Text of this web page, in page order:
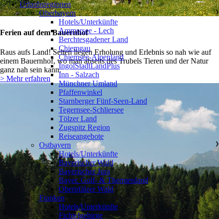
Ferien auf dem Bauernhof
Raus aufs Land! Selten liegen Erholung und Erlebnis so nah wie auf
einem Bauernhof, wo man abseits des Trubels Tieren und der Natur
ganz nah sein kann.
> Mehr erfahren
Urlaubsregionen
Oberbayern
❯
Hotels/Unterkünfte
Ammersee - Lech
Berchtesgadener Land
Chiemgau
Chiemsee-Alpenland
IngolStadtLandPlus
Inn - Salzach
Münchner Umland
Pfaffenwinkel
Starnberger Fünf-Seen-Land
Tegernsee-Schliersee
Tölzer Land
Zugspitz Region
Reiseangebote
Ostbayern
❯
Hotels/Unterkünfte
Bayerischer Wald
Bayerischer Jura
Bayer. Golf- & Thermenland
Oberpfälzer Wald
Franken
❯
Hotels/Unterkünfte
Fichtelgebirge